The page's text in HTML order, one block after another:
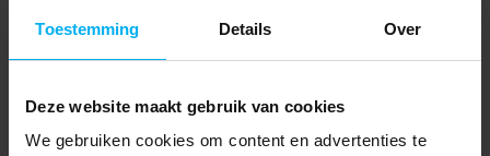
Toestemming Details Over
Deze website maakt gebruik van cookies
We gebruiken cookies om content en advertenties te